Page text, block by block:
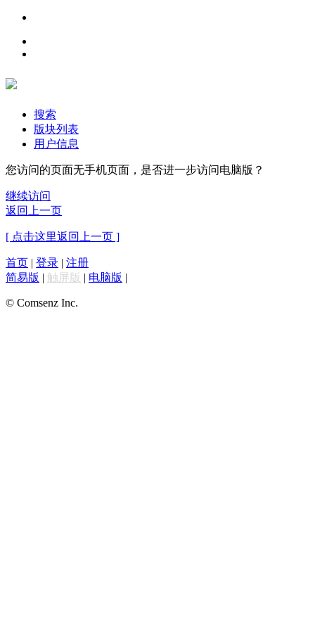
搜索
版块列表
用户信息
您访问的页面无手机页面，是否进一步访问电脑版？
继续访问
返回上一页
[ 点击这里返回上一页 ]
首页 | 登录 | 注册
简易版 | 触屏版 | 电脑版 |
© Comsenz Inc.